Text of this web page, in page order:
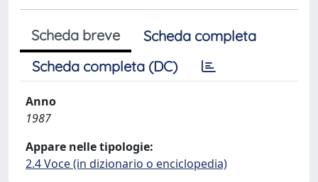
Scheda breve
Scheda completa
Scheda completa (DC)
Anno
1987
Appare nelle tipologie:
2.4 Voce (in dizionario o enciclopedia)